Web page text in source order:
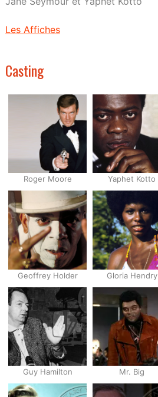
Les Affiches
Casting
Roger Moore Yaphet Kotto
Geoffrey Holder Gloria Hendry
Guy Hamilton Mr. Big